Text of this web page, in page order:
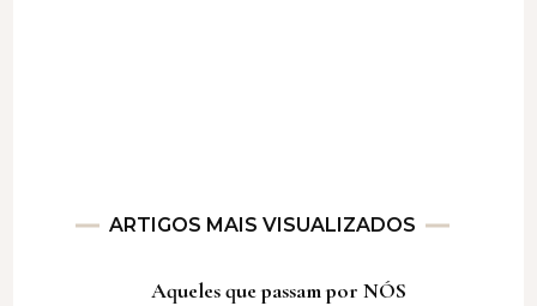
ARTIGOS MAIS VISUALIZADOS
Aqueles que passam por NÓS